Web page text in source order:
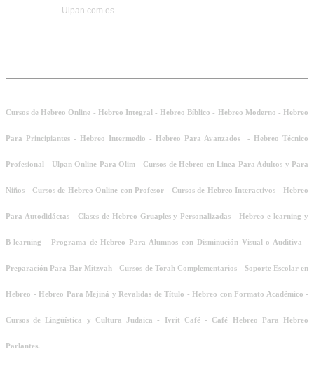
Ulpan.com.es
Cursos de Hebreo Online - Hebreo Integral - Hebreo Bíblico - Hebreo Moderno - Hebreo
Para Principiantes - Hebreo Intermedio - Hebreo Para Avanzados - Hebreo Técnico
Profesional - Ulpan Online Para Olim - Cursos de Hebreo en Linea Para Adultos y Para
Niños - Cursos de Hebreo Online con Profesor - Cursos de Hebreo Interactivos - Hebreo
Para Autodidáctas - Clases de Hebreo Gruaples y Personalizadas - Hebreo e-learning y
B-learning - Programa de Hebreo Para Alumnos con Disminución Visual o Auditiva -
Preparación Para Bar Mitzvah - Cursos de Torah Complementarios - Soporte Escolar en
Hebreo - Hebreo Para Mejiná y Revalidas de Título - Hebreo con Formato Académico -
Cursos de Lingüística y Cultura Judaica - Ivrit Café - Café Hebreo Para Hebreo
Parlantes.